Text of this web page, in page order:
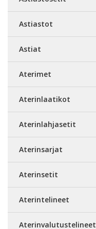
Astiastot
Astiat
Aterimet
Aterinlaatikot
Aterinlahjasetit
Aterinsarjat
Aterinsetit
Aterintelineet
Aterinvalutustelineet